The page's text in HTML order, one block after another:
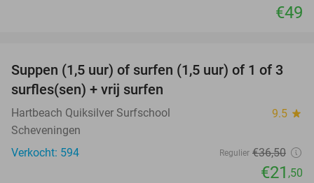
€49
41%
Suppen (1,5 uur) of surfen (1,5 uur) of 1 of 3
surfles(sen) + vrij surfen
Hartbeach Quiksilver Surfschool 9.5 star
Scheveningen
Verkocht: 594
Regulier €36,50
€21 ,50